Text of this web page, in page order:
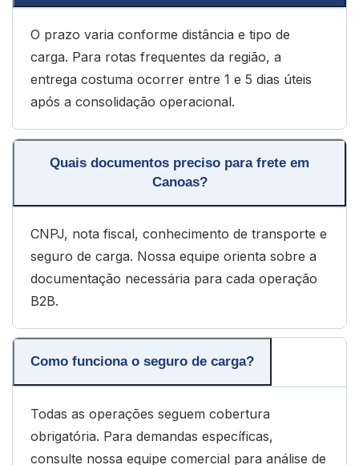
O prazo varia conforme distância e tipo de
carga. Para rotas frequentes da região, a
entrega costuma ocorrer entre 1 e 5 dias úteis
após a consolidação operacional.
Quais documentos preciso para frete em
Canoas?
CNPJ, nota fiscal, conhecimento de transporte e
seguro de carga. Nossa equipe orienta sobre a
documentação necessária para cada operação
B2B.
Como funciona o seguro de carga?
Todas as operações seguem cobertura
obrigatória. Para demandas específicas,
consulte nossa equipe comercial para análise de